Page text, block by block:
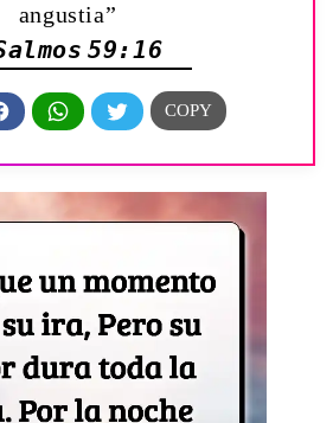
angustia”
59:16